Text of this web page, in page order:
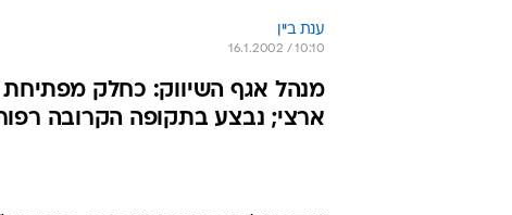
ענת ביין
16.1.2002 / 10:10
ארצי; נבצע בתקופה הקרובה